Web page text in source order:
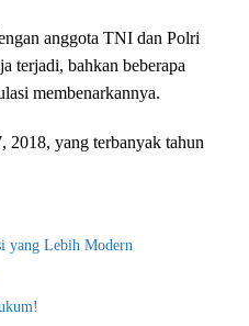
anggota TNI dan Polri
terjadi, bahkan beberapa
membenarkannya.
2018, yang terbanyak tahun
yang Lebih Modern